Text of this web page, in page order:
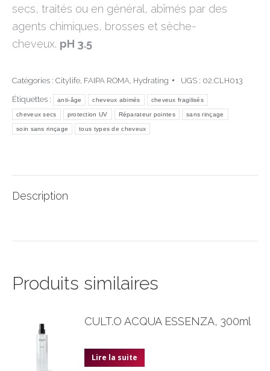
secs, traités ou en général, abîmés par des
agents chimiques, brosses et sèche-
cheveux. pH 3.5
Catégories : Citylife FAIPA ROMA Hydrating UGS : 02.CLH013
Étiquettes : anti-âge cheveux abimés cheveux fragilisés
cheveux secs protection UV Réparateur pointes sans rinçage
soin sans rinçage tous types de cheveux
Description
Produits similaires
CULT.O ACQUA ESSENZA, 300ml
Lire la suite